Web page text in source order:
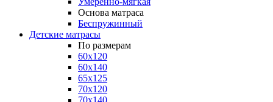
Основа матраса
Беспружинный
Детские матрасы
По размерам
60x120
60x140
65x125
70x120
70x140